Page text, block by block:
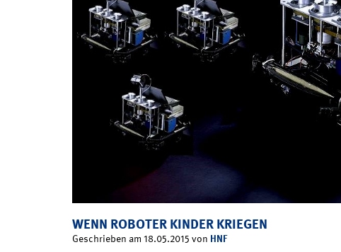
WENN ROBOTER KINDER KRIEGEN
Geschrieben am 18.05.2015 von HNF